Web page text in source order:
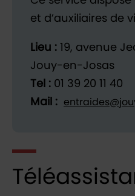
et d’auxiliaires de
Lieu : 19, avenue
Jouy-en-Josas
Tel : 01 39 20 11 40
Mail :